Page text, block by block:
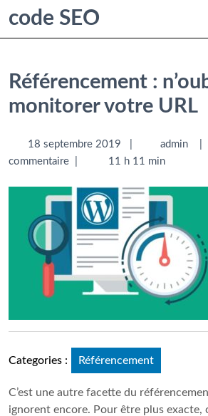
code SEO
Référencement :
monitorer votre URL
18 septembre 2019 admin
commentaire
11 h 11 min
Categories : Référencement
C’est une autre facette du
ignorent encore. Pour être plus exacte,